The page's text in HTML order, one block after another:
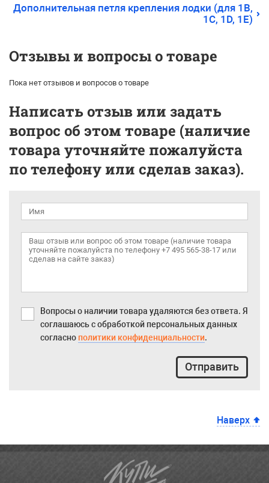
Дополнительная петля крепления лодки (для 1B,
1C, 1D, 1E)
Отзывы и вопросы о товаре
Пока нет отзывов и вопросов о товаре
Написать отзыв или задать
вопрос об этом товаре (наличие
товара уточняйте пожалуйста
по телефону или сделав заказ).
Вопросы о наличии товара удаляются без ответа. Я
соглашаюсь с обработкой персональных данных
согласно политики конфиденциальности.
Отправить
Наверх